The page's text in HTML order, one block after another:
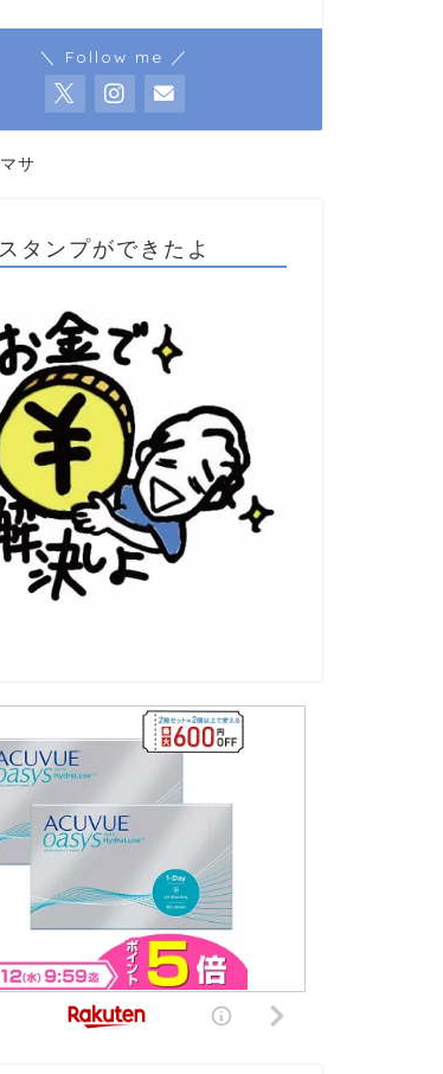
＼ Follow me ／
サ
タンプができたよ